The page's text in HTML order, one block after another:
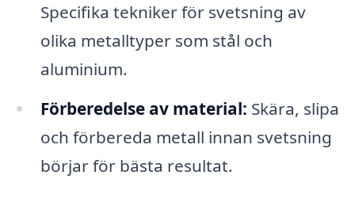
Specifika tekniker för svetsning av
olika metalltyper som stål och
aluminium.
Förberedelse av material: Skära, slipa
och förbereda metall innan svetsning
börjar för bästa resultat.